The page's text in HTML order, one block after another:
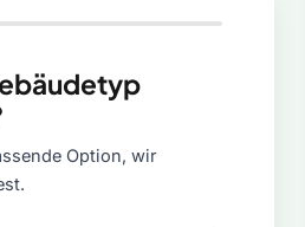
Option, wir